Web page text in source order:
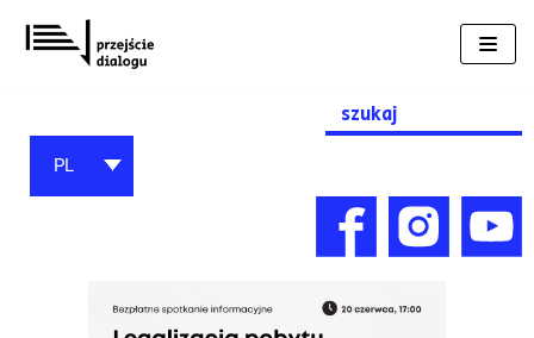
Przejdź
do
Search
for:
PL